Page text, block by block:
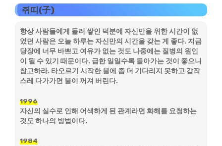
쥐띠(子)
항상 사람들에게 둘러 쌓인 덕분에 자신만을 위한 시간이 없
었던 사람은 오늘 하루는 자신만의 시간을 갖는 게 좋다. 지금
당장에 너무 바쁘고 여유가 없는 것도 나중에는 질병의 원인
이 될 수 있기 때문이다. 급한 일일수록 돌아가는 것이 좋으니
참고하라. 타오르기 시작한 불에 좀 더 기다리지 못하고 갑작
스레 다가가면 불이 꺼져 버린다.
1996
자신의 실수로 인해 어색하게 된 관계라면 화해를 요청하는
것도 하나의 방법이다.
1984